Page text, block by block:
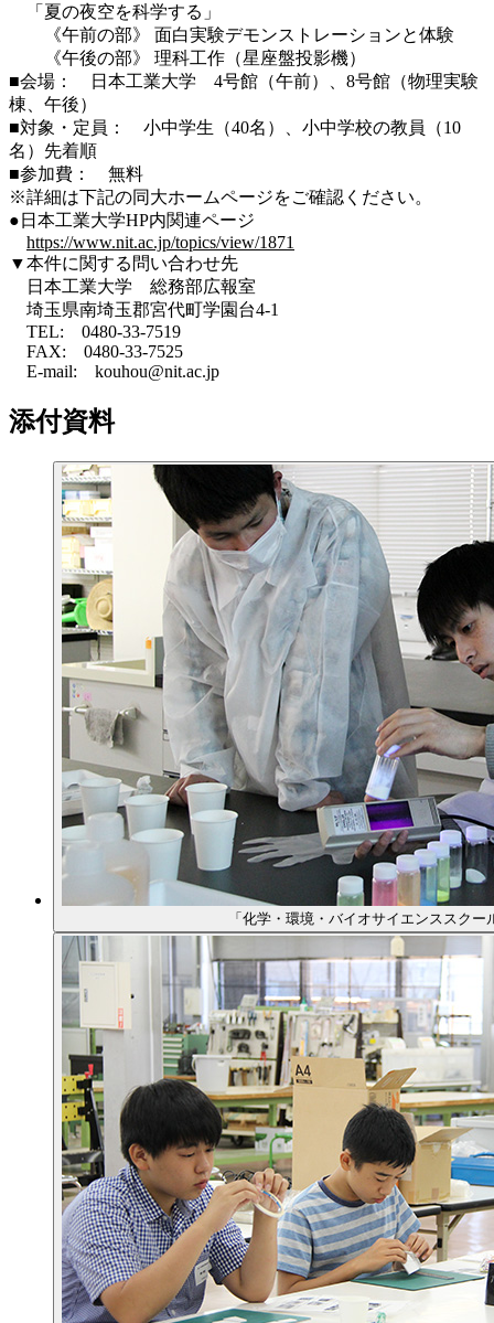
「夏の夜空を科学する」
《午前の部》 面白実験デモンストレーションと体験
《午後の部》 理科工作（星座盤投影機）
■会場： 日本工業大学 4号館（午前）、8号館（物理実験
棟、午後）
■対象・定員： 小中学生（40名）、小中学校の教員（10
名）先着順
■参加費： 無料
※詳細は下記の同大ホームページをご確認ください。
●日本工業大学HP内関連ページ
https://www.nit.ac.jp/topics/view/1871
▼本件に関する問い合わせ先
日本工業大学 総務部広報室
埼玉県南埼玉郡宮代町学園台4-1
TEL: 0480-33-7519
FAX: 0480-33-7525
E-mail: kouhou@nit.ac.jp
添付資料
「化学・環境・バイオサイエンススクー